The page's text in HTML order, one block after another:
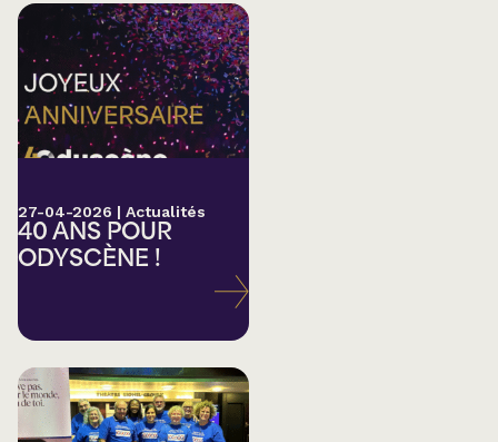
27-04-2026 | Actualités
40 ANS POUR
ODYSCÈNE !